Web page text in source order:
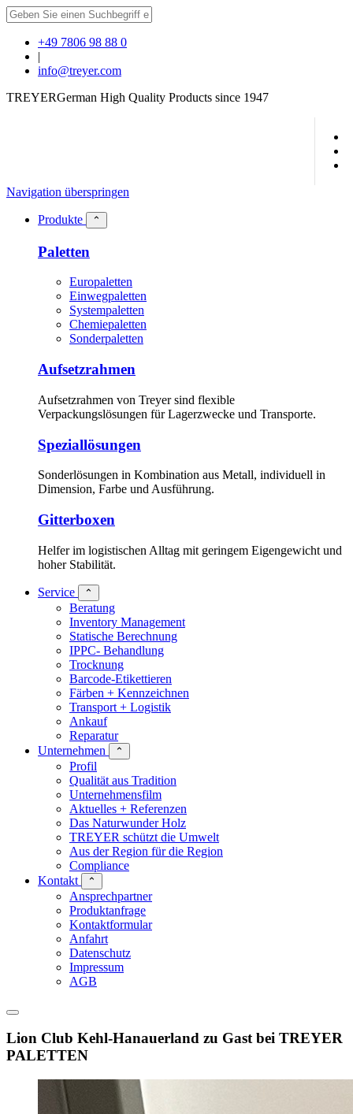
+49 7806 98 88 0
|
info@treyer.com
TREYERGerman High Quality Products since 1947
Navigation überspringen
Produkte ⌃
Paletten
Europaletten
Einwegpaletten
Systempaletten
Chemiepaletten
Sonderpaletten
Aufsetzrahmen
Aufsetzrahmen von Treyer sind flexible
Verpackungslösungen für Lagerzwecke und Transporte.
Speziallösungen
Sonderlösungen in Kombination aus Metall, individuell in
Dimension, Farbe und Ausführung.
Gitterboxen
Helfer im logistischen Alltag mit geringem Eigengewicht und
hoher Stabilität.
Service ⌃
Beratung
Inventory Management
Statische Berechnung
IPPC- Behandlung
Trocknung
Barcode-Etikettieren
Färben + Kennzeichnen
Transport + Logistik
Ankauf
Reparatur
Unternehmen
⌃
Profil
Qualität aus Tradition
Unternehmensfilm
Aktuelles + Referenzen
Das Naturwunder Holz
TREYER schützt die Umwelt
Aus der Region für die Region
Compliance
Kontakt
⌃
Ansprechpartner
Produktanfrage
Kontaktformular
Anfahrt
Datenschutz
Impressum
AGB
Lion Club Kehl-Hanauerland zu Gast bei TREYER
PALETTEN